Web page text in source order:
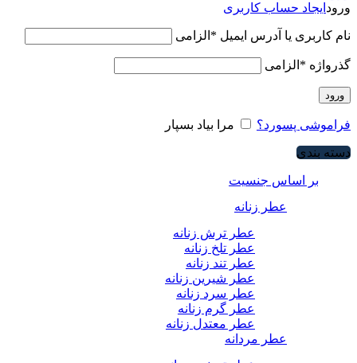
ورود ایجاد حساب کاربری
نام کاربری یا آدرس ایمیل * الزامی
گذرواژه * الزامی
ورود
فراموشی پسورد؟ مرا بیاد بسپار
دسته بندی
بر اساس جنسیت
عطر زنانه
عطر ترش زنانه
عطر تلخ زنانه
عطر تند زنانه
عطر شیرین زنانه
عطر سرد زنانه
عطر گرم زنانه
عطر معتدل زنانه
عطر مردانه